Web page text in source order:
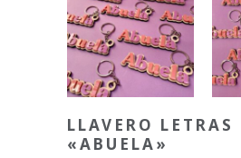
LLAVERO LETRAS
«ABUELA»